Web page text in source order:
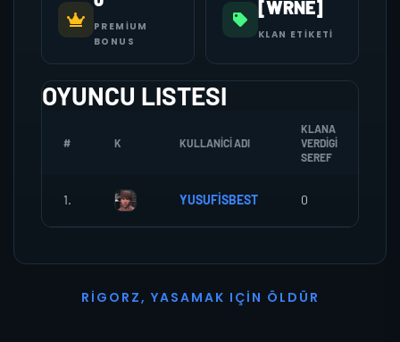
PREMIUM
BONUS
[WRNE]
KLAN ETIKETI
OYUNCU LISTESI
# K KULLANICI ADI
KLANA
VERDIGI
SEREF
1. YUSUFİSBEST 0
R I G O R Z, YASAMAK I ÇI N Ö L D Ü R